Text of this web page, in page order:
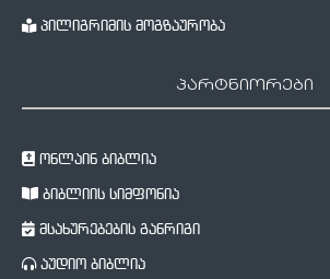
პილიგრიმის მოგზაურობა
პარტნიორები
ონლაინ ბიბლია
ბიბლიის სიმფონია
მსახურებების განრიგი
აუდიო ბიბლია